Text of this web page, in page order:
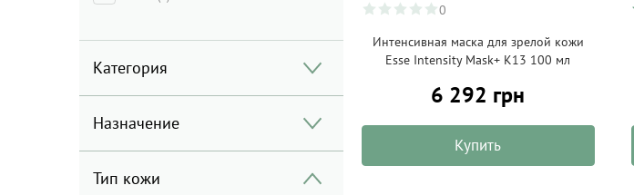
Категория
Назначение
Тип кожи
0
Интенсивная маска для зрелой кожи
Esse Intensity Mask+ К13 100 мл
6 292 грн
Купить